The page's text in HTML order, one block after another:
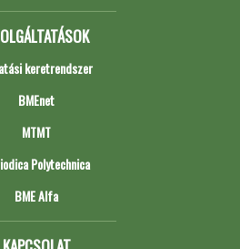
keretrendszer
BMEnet
MTMT
Polytechnica
BME Alfa